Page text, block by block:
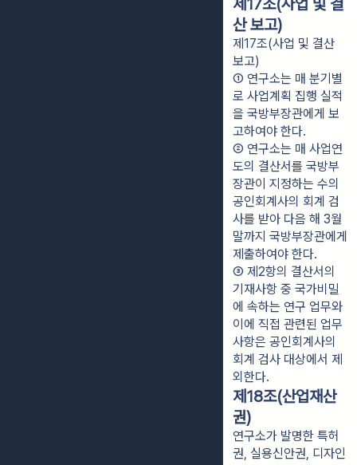
제17조(사업 및 결
산 보고)
제17조(사업 및 결산
보고)
① 연구소는 매 분기별
로 사업계획 집행 실적
을 국방부장관에게 보
고하여야 한다.
② 연구소는 매 사업연
도의 결산서를 국방부
장관이 지정하는 수의
공인회계사의 회계 검
사를 받아 다음 해 3월
말까지 국방부장관에게
제출하여야 한다.
③ 제2항의 결산서의
기재사항 중 국가비밀
에 속하는 연구 업무와
이에 직접 관련된 업무
사항은 공인회계사의
회계 검사 대상에서 제
외한다.
제18조(산업재산
권)
연구소가 발명한 특허
권, 실용신안권, 디자인